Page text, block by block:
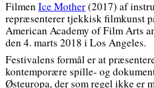
Filmen Ice Mother(2017) af
repræsenterer tjekkisk filmkunst
American Academy of Film Arts
den 4. marts 2018 i Los Angeles.
Festivalens formål er at
kontemporære spille- og
Østeuropa, der som regel ikke er